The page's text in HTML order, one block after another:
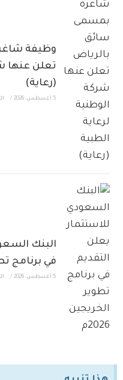
وظيفة
تعلن عنها
(رعاية)
5 أغسطس، 2026 /
البنك
في برنامج
5 أغسطس، 2026 /